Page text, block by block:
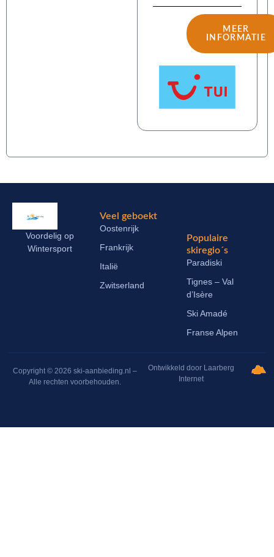
MEER
INFORMATIE
Voordelig op
Wintersport
Veel geboekt
Oostenrijk
Frankrijk
Italië
Zwitserland
Populaire
skiregio´s
Paradiski
Tignes – Val
d’Isère
Ski Amadé
Franse Alpen
Copyright © 2026 ski-aanbieding.nl –
Alle rechten voorbehouden.
Ontwikkeld door Laarberg
Internet